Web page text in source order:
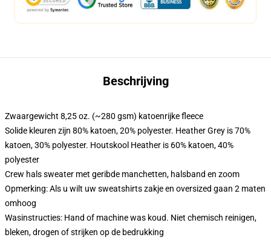
Beschrijving
Zwaargewicht 8,25 oz. (~280 gsm) katoenrijke fleece
Solide kleuren zijn 80% katoen, 20% polyester. Heather Grey is 70%
katoen, 30% polyester. Houtskool Heather is 60% katoen, 40%
polyester
Crew hals sweater met geribde manchetten, halsband en zoom
Opmerking: Als u wilt uw sweatshirts zakje en oversized gaan 2 maten
omhoog
Wasinstructies: Hand of machine was koud. Niet chemisch reinigen,
bleken, drogen of strijken op de bedrukking